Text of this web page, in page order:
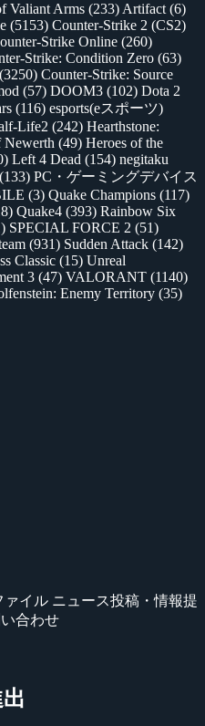
Valiant Arms (233) Artifact (6)
(5153) Counter-Strike 2 (CS2)
Strike Online (260)
Strike: Condition Zero (63)
(3250) Counter-Strike: Source
(57) DOOM3 (102) Dota 2
(116) esports(eスポーツ)
Life2 (242) Hearthstone:
Newerth (49) Heroes of the
Left 4 Dead (154) negitaku
(133) PC・ゲーミングデバイス
(3) Quake Champions (117)
Quake4 (393) Rainbow Six
SPECIAL FORCE 2 (51)
(931) Sudden Attack (142)
Classic (15) Unreal
3 (47) VALORANT (1140)
Enemy Territory (35)
ァイル ニュース投稿・情報提
合わせ